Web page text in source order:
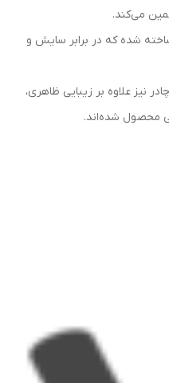
می‌کند.
شده که در برابر سایش و
نیز علاوه بر زیبایی ظاهری،
محصول شده‌اند.